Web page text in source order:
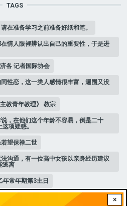
×
TAGS
在准备学习之前准备好纸和笔。
情人眼裡辨认出自己的重要性，于是进
各 记者国际协会
性恋，这一类人感情很丰富，週围又没
教青年教理》 教宗
，在他们这个年龄不容易，倒是二十
项疑惑。
望保禄二世
沟通，有一位高中女孩以亲身经历建议
逃离
年常年期第3主日
带点邪恶，身上穿著宫廷的小丑服，整